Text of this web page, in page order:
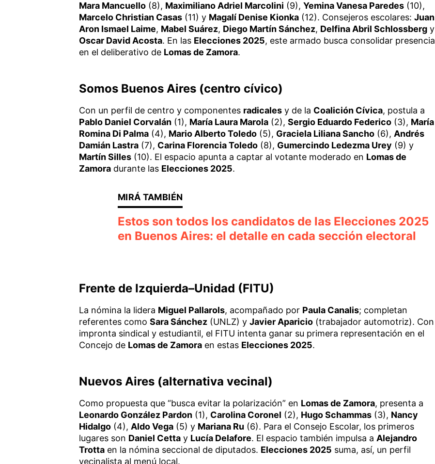
Mara Mancuello(8), Maximiliano Adriel Marcolini (9), Yemina Vanesa Paredes(10),
Marcelo Christian Casas(11) y Magalí Denise Kionka(12). Consejeros escolares: Juan
Aron Ismael Laime, Mabel Suárez, Diego Martín Sánchez, Delfina Abril Schlossbergy
Oscar David Acosta. En las Elecciones 2025, este armado busca consolidar presencia
en el deliberativo de Lomas de Zamora.
Somos Buenos Aires (centro cívico)
Con un perfil de centro y componentes radicalesy de la Coalición Cívica, postula a
Pablo Daniel Corvalán(1), María Laura Marola(2), Sergio Eduardo Federico(3), María
Romina Di Palma(4), Mario Alberto Toledo(5), Graciela Liliana Sancho(6), Andrés
Damián Lastra(7), Carina Florencia Toledo(8), Gumercindo Ledezma Urey (9) y
Martín Silles(10). El espacio apunta a captar al votante moderado en Lomas de
Zamoradurante las Elecciones 2025.
Estos son todos los candidatos de las Elecciones 2025
en Buenos Aires: el detalle en cada sección electoral
Frente de Izquierda–Unidad (FITU)
La nómina la lidera Miguel Pallarols, acompañado por Paula Canalis; completan
referentes como Sara Sánchez(UNLZ) y Javier Aparicio(trabajador automotriz). Con
impronta sindical y estudiantil, el FITU intenta ganar su primera representación en el
Concejo de Lomas de Zamoraen estas Elecciones 2025.
Nuevos Aires (alternativa vecinal)
Como propuesta que “busca evitar la polarización” en Lomas de Zamora, presenta a
Leonardo González Pardon(1), Carolina Coronel (2), Hugo Schammas(3), Nancy
Hidalgo(4), Aldo Vega(5) y Mariana Ru (6). Para el Consejo Escolar, los primeros
lugares son Daniel Cettay Lucía Delafore. El espacio también impulsa a Alejandro
Trottaen la nómina seccional de diputados. Elecciones 2025 suma, así, un perfil
vecinalista al menú local.